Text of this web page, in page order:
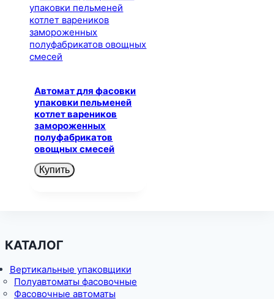
Автомат для фасовки
упаковки пельменей
котлет вареников
замороженных
полуфабрикатов
овощных смесей
Купить
КАТАЛОГ
Вертикальные упаковщики
Полуавтоматы фасовочные
Фасовочные автоматы